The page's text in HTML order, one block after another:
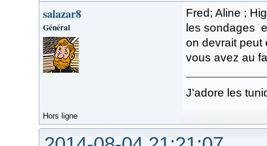
salazar8
Général
Fred; Aline ;
les sondages
on devrait peut
vous avez au
J'adore les
Hors ligne